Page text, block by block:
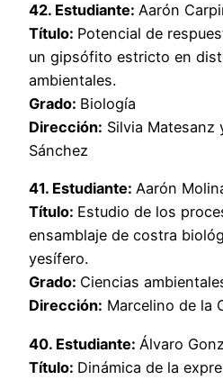
42. Estudiante: Aarón
Título: Potencial de
un gipsófito estricto en
ambientales.
Grado: Biología
Dirección: Silvia Matesanz
Sánchez
41. Estudiante: Aarón
Título: Estudio de los
ensamblaje de costra
yesífero.
Grado: Ciencias
Dirección: Marcelino de la
40. Estudiante: Álvaro
Título: Dinámica de la